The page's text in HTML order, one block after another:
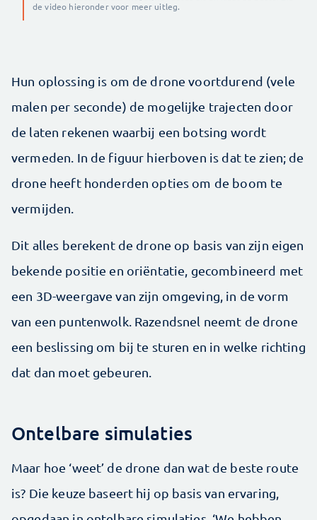
de video hieronder voor meer uitleg.
Hun oplossing is om de drone voortdurend (vele
malen per seconde) de mogelijke trajecten door
de laten rekenen waarbij een botsing wordt
vermeden. In de figuur hierboven is dat te zien; de
drone heeft honderden opties om de boom te
vermijden.
Dit alles berekent de drone op basis van zijn eigen
bekende positie en oriëntatie, gecombineerd met
een 3D-weergave van zijn omgeving, in de vorm
van een puntenwolk. Razendsnel neemt de drone
een beslissing om bij te sturen en in welke richting
dat dan moet gebeuren.
Ontelbare simulaties
Maar hoe ‘weet’ de drone dan wat de beste route
is? Die keuze baseert hij op basis van ervaring,